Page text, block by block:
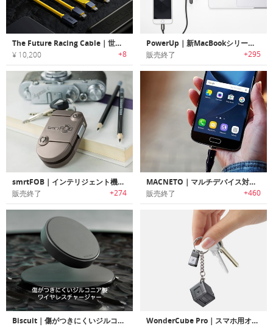
The Future Racing Cable｜世界初の分裂可能のUSB4ケーブル
¥ 10,200 +8
PowerUp｜新MacBookシリーズ対応のUSBハブ/オールインワンチャージャー「パワーアップ」
販売終了 +295
smrtFOB｜インテリジェント機能搭載モジュラースマートワイヤレスチャージャー 「スマートフォブ」
販売終了 +274
MACNETO｜マルチデバイス対応高速チャージ/データ転送マグネットケーブル「マックニート」
販売終了 +460
Biscuit｜傷がつきにくいジルコニア製ワイヤレスチャージャー「ビスケット」 WonderCube Pro｜スマホ用オールインワンアクセサリーキューブ「ワンダーキューブプロ」